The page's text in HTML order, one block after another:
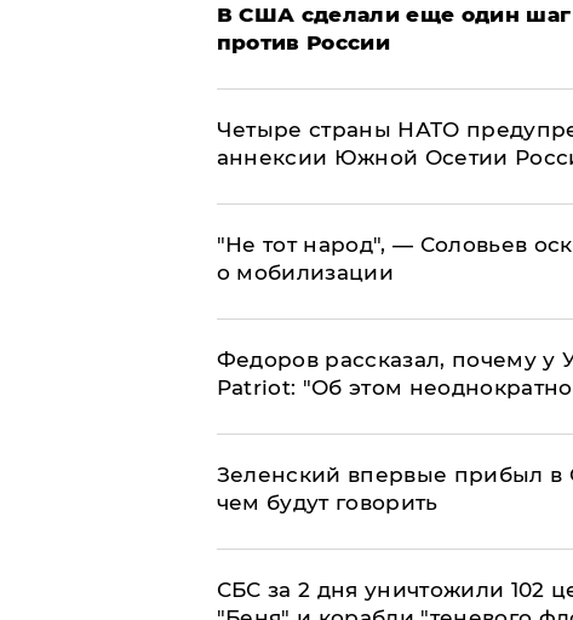
В США сделали еще один
против России
Четыре страны НАТО
аннексии Южной Осетии
​"Не тот народ", — Соловьев
о мобилизации
Федоров рассказал, почему у
Patriot: "Об этом
Зеленский впервые прибыл в
чем будут говорить
СБС за 2 дня уничтожили 102